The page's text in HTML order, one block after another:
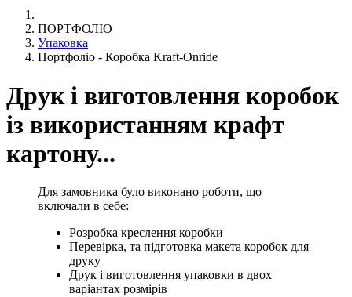
ПОРТФОЛІО
Упаковка
Портфоліо - Коробка Kraft-Onride
Друк і виготовлення коробок
із використанням крафт
картону...
Для замовника було виконано роботи, що
включали в себе:
Розробка креслення коробки
Перевірка, та підготовка макета коробок для
друку
Друк і виготовлення упаковки в двох
варіантах розмірів